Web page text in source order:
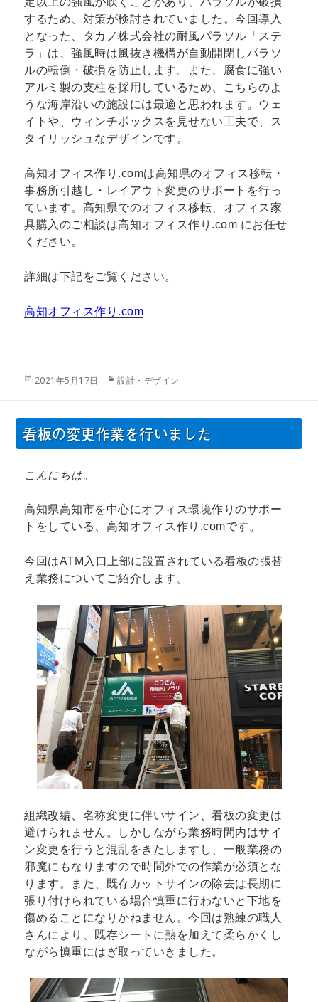
するため、対策が検討されていました。今回導入
となった、タカノ株式会社の耐風パラソル「ステ
ラ」は、強風時は風抜き機構が自動開閉しパラソ
ルの転倒・破損を防止します。また、腐食に強い
アルミ製の支柱を採用しているため、こちらのよ
うな海岸沿いの施設には最適と思われます。ウェ
イトや、ウィンチボックスを見せない工夫で、ス
タイリッシュなデザインです。
高知オフィス作り.comは高知県のオフィス移転・
事務所引越し・レイアウト変更のサポートを行っ
ています。高知県でのオフィス移転、オフィス家
具購入のご相談は高知オフィス作り.com にお任せ
ください。
詳細は下記をご覧ください。
高知オフィス作り.com
投
2021年5月17日
カ
リ
ー
設計・デザイン
看板の変更作業を行いました
こんにちは。
高知県高知市を中心にオフィス環境作りのサポー
トをしている、高知オフィス作り.comです。
今回はATM入口上部に設置されている看板の張替
え業務についてご紹介します。
組織改編、名称変更に伴いサイン、看板の変更は
避けられません。しかしながら業務時間内はサイ
ン変更を行うと混乱をきたしますし、一般業務の
邪魔にもなりますので時間外での作業が必須とな
ります 。また、既存カットサインの除去は長期に
張り付けられている場合慎重に行わないと下地を
傷めることになりかねません。今回は熟練の職人
さんにより、既存シートに熱を加えて柔らかくし
ながら慎重にはぎ取っていきました。